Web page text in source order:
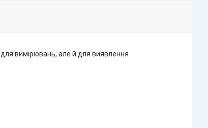
вимірювань, але й для виявлення